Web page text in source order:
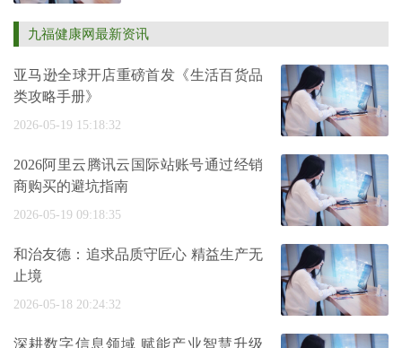
九福健康网最新资讯
亚马逊全球开店重磅首发《生活百货品
类攻略手册》
2026-05-19 15:18:32
2026阿里云腾讯云国际站账号通过经销
商购买的避坑指南
2026-05-19 09:18:35
和治友德：追求品质守匠心 精益生产无
止境
2026-05-18 20:24:32
深耕数字信息领域 赋能产业智慧升级